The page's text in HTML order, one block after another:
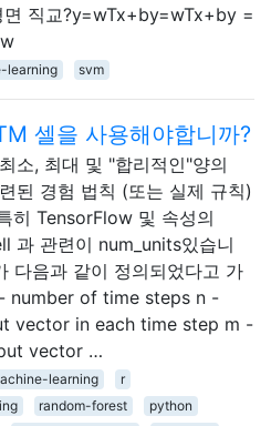
면 직교?y=wTx+by=wTx+by =
learning svm
셀을 사용해야합니까?
소, 최대 및 "합리적인"양의
된 경험 법칙 (또는 실제 규칙)
히 TensorFlow 및 속성의
과 관련이 num_units있습니
다음과 같이 정의되었다고 가
number of time steps n -
vector in each time step m -
vector …
learning
r
random-forest
python